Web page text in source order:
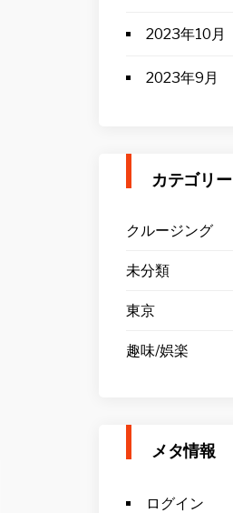
2023年10月
2023年9月
カテゴリー
クルージング
未分類
東京
趣味/娯楽
メタ情報
ログイン